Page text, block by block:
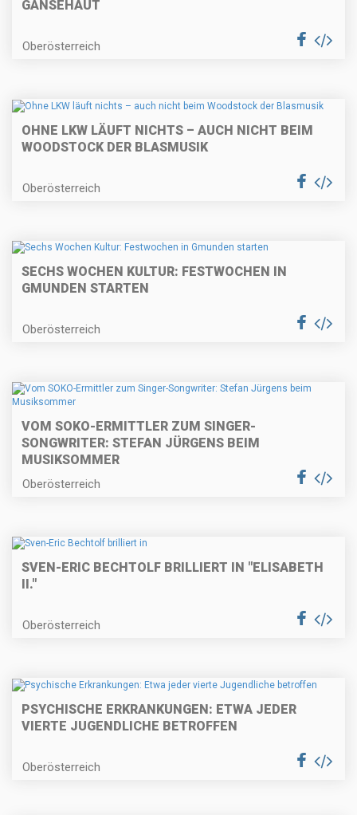
GÄNSEHAUT
Oberösterreich
OHNE LKW LÄUFT NICHTS – AUCH NICHT BEIM
WOODSTOCK DER BLASMUSIK
Oberösterreich
SECHS WOCHEN KULTUR: FESTWOCHEN IN
GMUNDEN STARTEN
Oberösterreich
VOM SOKO-ERMITTLER ZUM SINGER-
SONGWRITER: STEFAN JÜRGENS BEIM
MUSIKSOMMER
Oberösterreich
SVEN-ERIC BECHTOLF BRILLIERT IN "ELISABETH
II."
Oberösterreich
PSYCHISCHE ERKRANKUNGEN: ETWA JEDER
VIERTE JUGENDLICHE BETROFFEN
Oberösterreich